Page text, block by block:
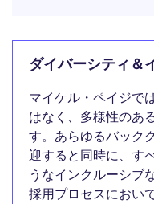
ダイバーシティ＆
マイケル・ペイジで
はなく、多様性のあ
す。あらゆるバック
迎すると同時に、す
うなインクルーシブ
採用プロセスにおい